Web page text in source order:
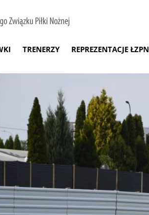
TRENERZY REPREZENTACJE ŁZPN